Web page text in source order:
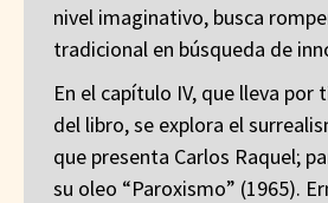
nivel imaginativo, busca
tradicional en búsqueda de
En el capítulo IV, que lleva
del libro, se explora el
que presenta Carlos Raquel;
su oleo “Paroxismo” (1965).